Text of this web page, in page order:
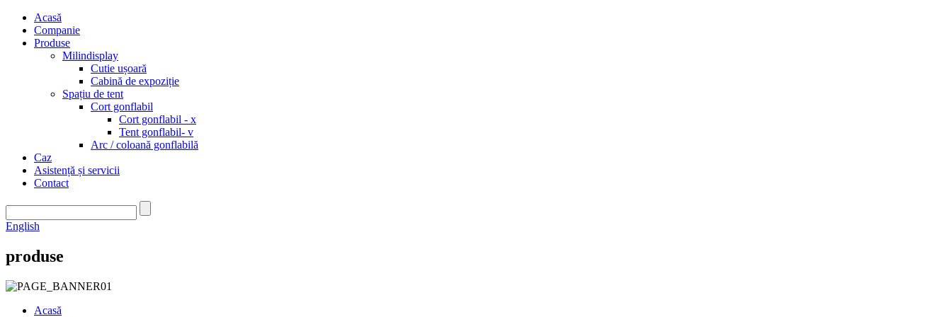
Acasă
Companie
Produse
Milindisplay
Cutie ușoară
Cabină de expoziție
Spațiu de tent
Cort gonflabil
Cort gonflabil - x
Tent gonflabil- v
Arc / coloană gonflabilă
Caz
Asistență și servicii
Contact
English
produse
Acasă